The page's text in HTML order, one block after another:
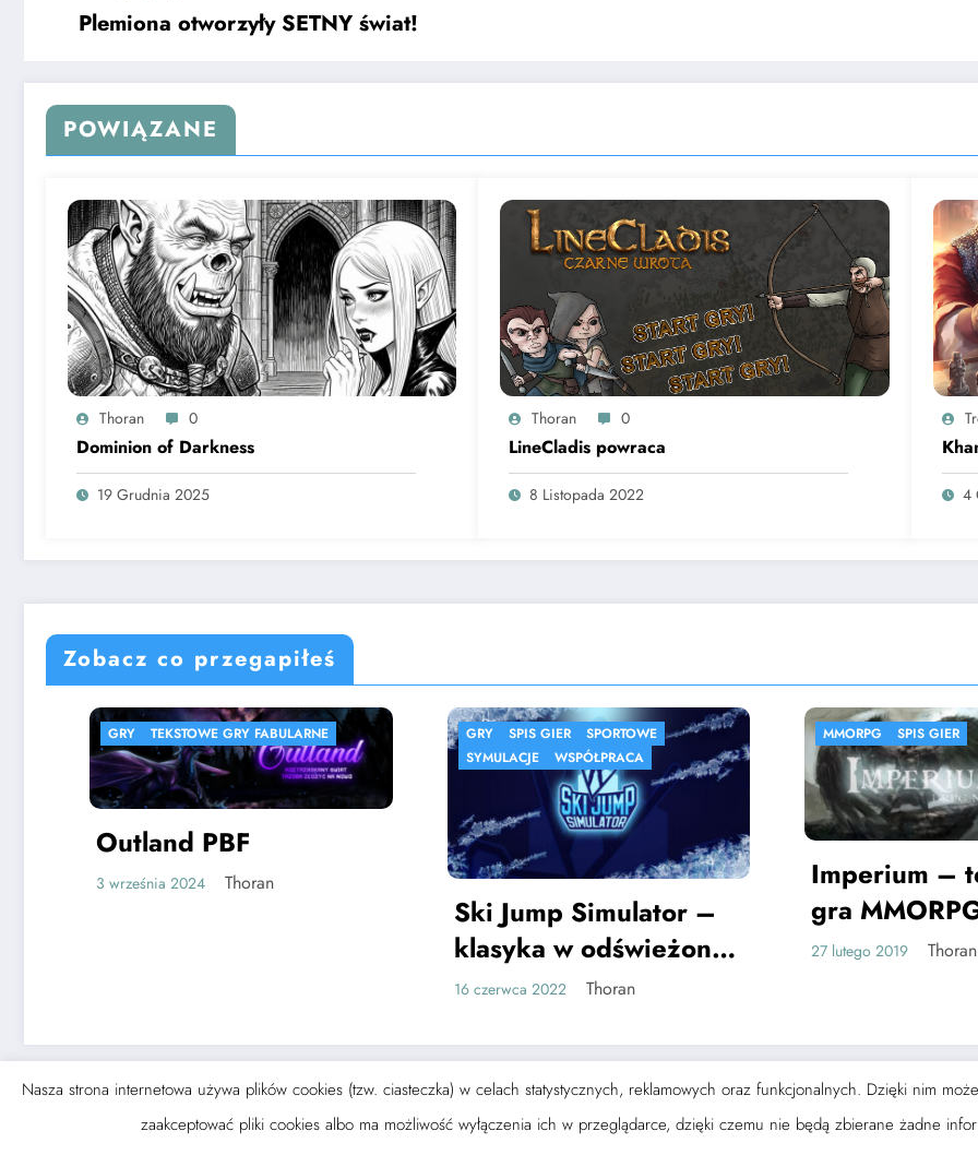
Plemiona otworzyły SETNY świat!
POWIĄZANE
Thoran 0
Dominion of Darkness
19 Grudnia 2025
Thoran 0
LineCladis powraca
8 Listopada 2022 4
Zobacz co przegapiłeś
TEKSTOWE GRY FABULARNE
Outland PBF
3 września 2024 Thoran
SPIS GIER
SPORTOWE
WSPÓŁPRACA
Ski Jump Simulator –
klasyka w odświeżonej
16 czerwca 2022 Thoran
SPIS GIER
Imperium –
gra MMORPG
27 lutego 2019 Thoran
NewsBlogger - Magazyn i blogWordPressMotyw 2026 | Wspierane przez
Nasza strona internetowa używa plików cookies (tzw. ciasteczka) w celach statystycznych, reklamowych oraz funkcjonalnych. Dzięki nim
zaakceptować pliki cookies albo ma możliwość wyłączenia ich w przeglądarce, dzięki czemu nie będą zbierane żadne